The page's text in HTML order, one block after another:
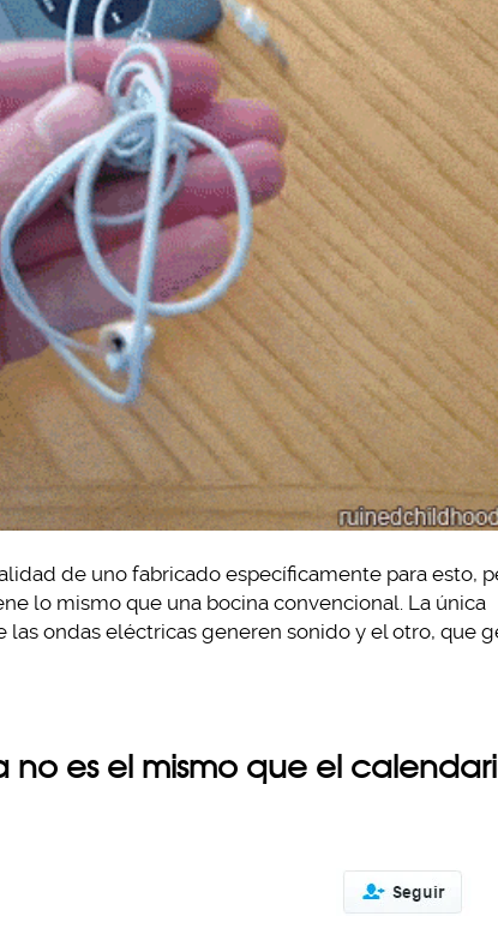
de uno fabricado específicamente para esto,
lo mismo que una bocina convencional. La única
las ondas eléctricas generen sonido y el otro, que
no es el mismo que el